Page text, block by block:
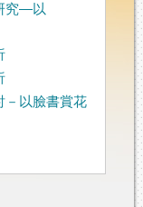
究—以
－以臉書賞花